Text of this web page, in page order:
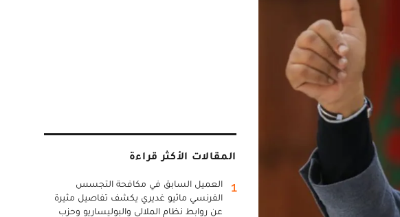
المقالات الأكثر قراءة
1
العميل السابق في مكافحة التجسس
الفرنسي ماثيو غديري يكشف تفاصيل مثيرة
عن روابط نظام الملالي والبوليساريو وحزب